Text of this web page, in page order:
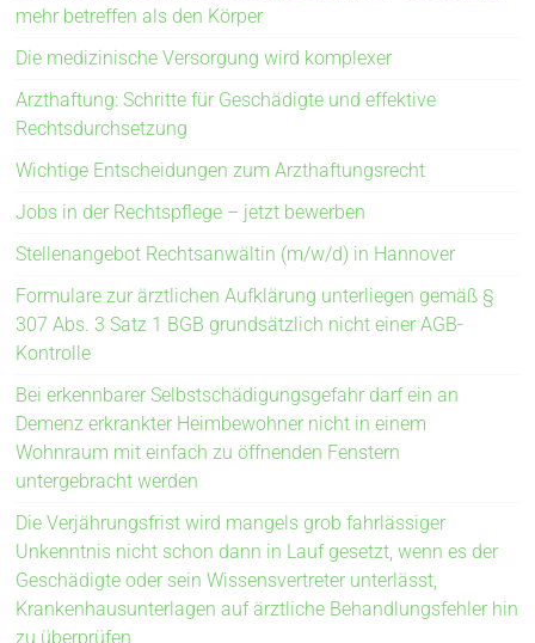
mehr betreffen als den Körper
Die medizinische Versorgung wird komplexer
Arzthaftung: Schritte für Geschädigte und effektive
Rechtsdurchsetzung
Wichtige Entscheidungen zum Arzthaftungsrecht
Jobs in der Rechtspflege – jetzt bewerben
Stellenangebot Rechtsanwältin (m/w/d) in Hannover
Formulare zur ärztlichen Aufklärung unterliegen gemäß §
307 Abs. 3 Satz 1 BGB grundsätzlich nicht einer AGB-
Kontrolle
Bei erkennbarer Selbstschädigungsgefahr darf ein an
Demenz erkrankter Heimbewohner nicht in einem
Wohnraum mit einfach zu öffnenden Fenstern
untergebracht werden
Die Verjährungsfrist wird mangels grob fahrlässiger
Unkenntnis nicht schon dann in Lauf gesetzt, wenn es der
Geschädigte oder sein Wissensvertreter unterlässt,
Krankenhausunterlagen auf ärztliche Behandlungsfehler hin
zu überprüfen